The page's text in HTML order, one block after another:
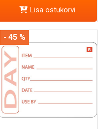
Lisa ostukorvi
- 45 %